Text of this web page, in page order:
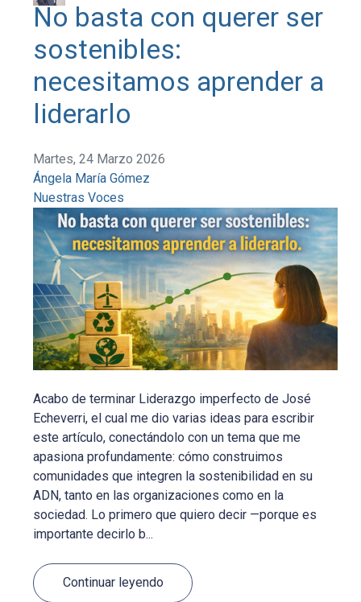
No basta con querer ser
sostenibles:
necesitamos aprender a
liderarlo
Martes, 24 Marzo 2026
Ángela María Gómez
Nuestras Voces
Acabo de terminar Liderazgo imperfecto de José
Echeverri, el cual me dio varias ideas para escribir
este artículo, conectándolo con un tema que me
apasiona profundamente: cómo construimos
comunidades que integren la sostenibilidad en su
ADN, tanto en las organizaciones como en la
sociedad. Lo primero que quiero decir —porque es
importante decirlo b...
Continuar leyendo